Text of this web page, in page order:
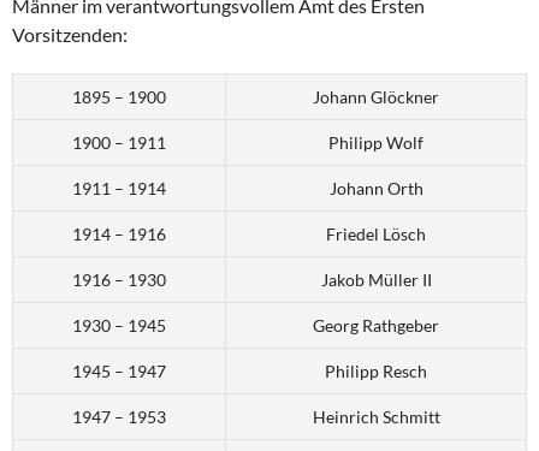
Männer im verantwortungsvollem Amt des Ersten
Vorsitzenden:
1895 – 1900 Johann Glöckner
1900 – 1911 Philipp Wolf
1911 – 1914 Johann Orth
1914 – 1916 Friedel Lösch
1916 – 1930 Jakob Müller II
1930 – 1945 Georg Rathgeber
1945 – 1947 Philipp Resch
1947 – 1953 Heinrich Schmitt